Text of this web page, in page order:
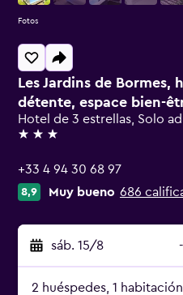
Les Jardins de Bormes,
détente, espace bien-
Hotel de 3 estrellas, Solo
3 estrellas
+33 4 94 30 68 97
8,9 Muy bueno 686
sáb. 15/8 -
2 huéspedes, 1 habitación
Fotos